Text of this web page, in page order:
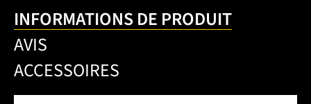
INFORMATIONS DE PRODUIT
AVIS
ACCESSOIRES